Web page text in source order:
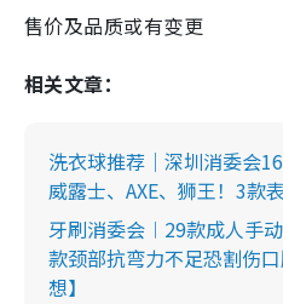
售价及品质或有变更
相关文章：
洗衣球推荐｜深圳消委会
威露士、AXE、狮王！3款
牙刷消委会︱29款成人手
款颈部抗弯力不足恐割伤
想】